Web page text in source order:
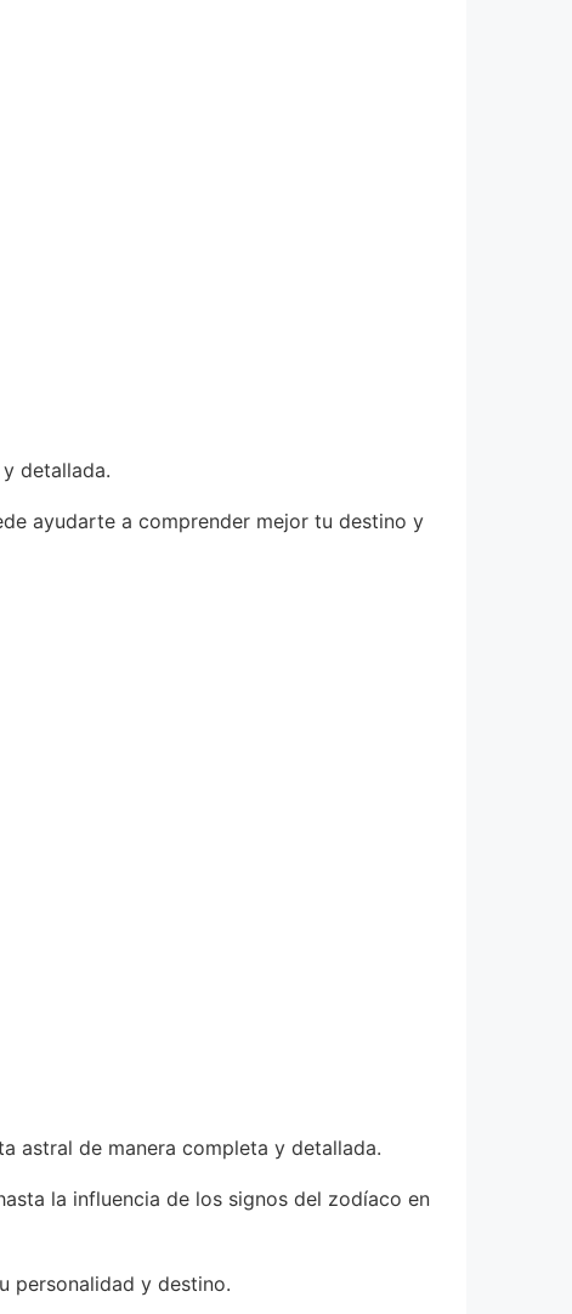
detallada.
ayudarte a comprender mejor tu destino y
astral de manera completa y detallada.
la influencia de los signos del zodíaco en
personalidad y destino.